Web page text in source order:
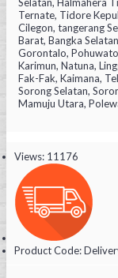
Ternate, Tidore
Cilegon, tangerang
Barat, Bangka
Gorontalo,
Karimun, Natuna,
Fak-Fak, Kaimana,
Sorong Selatan,
Mamuju Utara,
Views: 11176
Product Code: